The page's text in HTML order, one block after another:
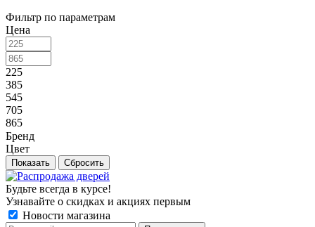
Фильтр по параметрам
Цена
225
385
545
705
865
Бренд
Цвет
Сбросить
Будьте всегда в курсе!
Узнавайте о скидках и акциях первым
Новости магазина